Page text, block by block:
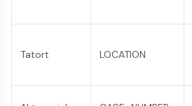
Tatort LOCATION